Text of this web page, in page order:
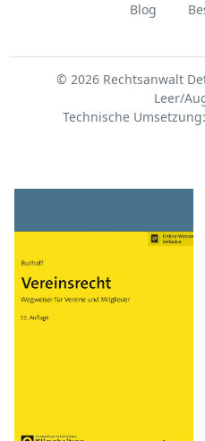
Blog
© 2026 Rechtsanwalt
Leer/
Technische Umsetzung: